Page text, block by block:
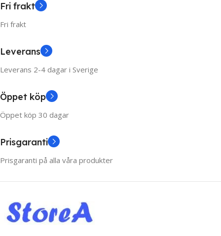
Fri frakt
Fri frakt
Leverans
Leverans 2-4 dagar i Sverige
Öppet köp
Öppet köp 30 dagar
Prisgaranti
Prisgaranti på alla våra produkter